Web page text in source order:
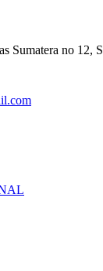
Sumatera no 12,